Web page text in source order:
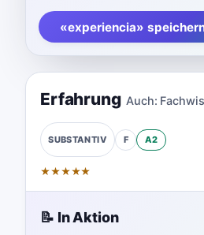
«experiencia»
Erfahrung Auch:
SUBSTANTIV F A2
★★★★★
📝 In Aktion